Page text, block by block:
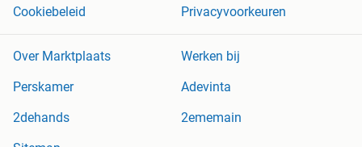
Cookiebeleid
Privacyvoorkeuren
Over Marktplaats
Werken bij
Perskamer
Adevinta
2dehands
2ememain